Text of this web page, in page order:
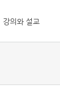
강의와 설교